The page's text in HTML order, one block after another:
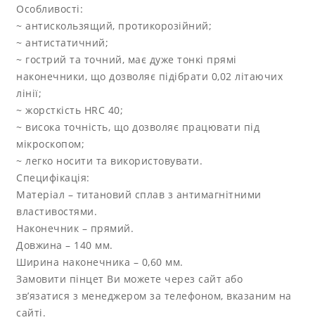
Особливості:
~ антискользящий, протикорозійний;
~ антистатичний;
~ гострий та точний, має дуже тонкі прямі
наконечники, що дозволяє підібрати 0,02 літаючих
лінії;
~ жорсткість HRC 40;
~ висока точність, що дозволяє працювати під
мікроскопом;
~ легко носити та використовувати.
Специфікація:
Матеріал – титановий сплав з антимагнітними
властивостями.
Наконечник – прямий.
Довжина – 140 мм.
Ширина наконечника – 0,60 мм.
Замовити пінцет Ви можете через сайт або
зв’язатися з менеджером за телефоном, вказаним на
сайті.